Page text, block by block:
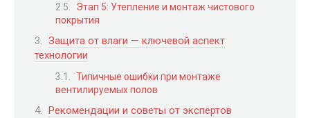
Этап 5: Утепление и монтаж чистового
покрытия
Защита от влаги — ключевой аспект
технологии
Типичные ошибки при монтаже
вентилируемых полов
Рекомендации и советы от экспертов